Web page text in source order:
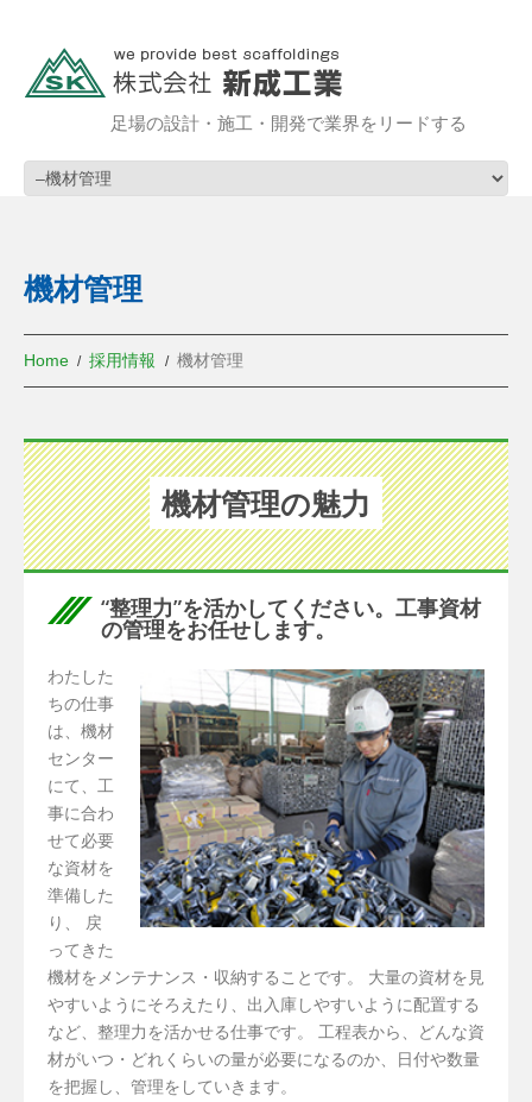
足場の設計・施工・開発で業界をリードする
機材管理
Home 採用情報 機材管理
機材管理の魅力
“整理力”を活かしてください。工事資材
の管理をお任せします。
わたした
ちの仕事
は、機材
センター
にて、工
事に合わ
せて必要
な資材を
準備した
り、 戻
ってきた
機材をメンテナンス・収納することです。 大量の資材を見
やすいようにそろえたり、出入庫しやすいように配置する
など、整理力を活かせる仕事です。 工程表から、どんな資
材がいつ・どれくらいの量が必要になるのか、日付や数量
を把握し、管理をしていきます。